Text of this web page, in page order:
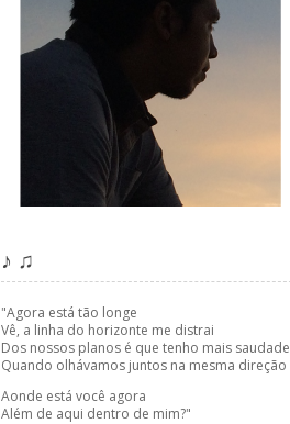
♪ ♫
"Agora está tão longe
Vê, a linha do horizonte me distrai
Dos nossos planos é que tenho mais saudade
Quando olhávamos juntos na mesma direção
Aonde está você agora
Além de aqui dentro de mim?"